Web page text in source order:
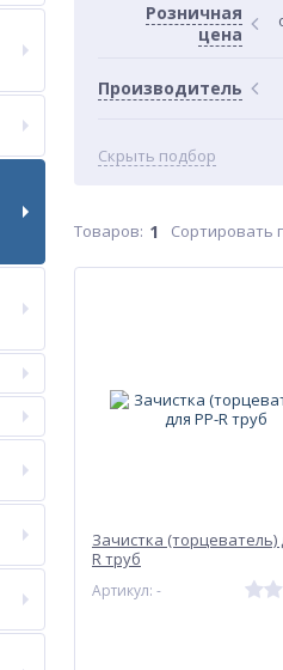
Розничная
цена
Производитель
Скрыть подбор
Товаров: 1 Сортировать
Зачистка (торцеватель)
R труб
Артикул: -